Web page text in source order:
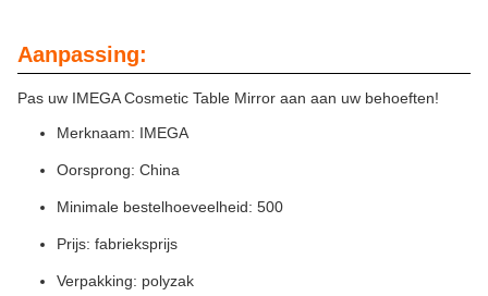
Aanpassing:
Pas uw IMEGA Cosmetic Table Mirror aan aan uw behoeften!
Merknaam: IMEGA
Oorsprong: China
Minimale bestelhoeveelheid: 500
Prijs: fabrieksprijs
Verpakking: polyzak